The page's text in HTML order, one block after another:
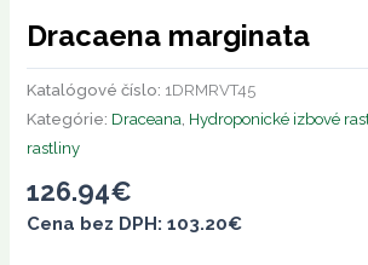
Dracaena marginata
Katalógové číslo: 1DRMRVT45
Kategórie: Draceana, Hydroponické izbové
rastliny
126.94€
Cena bez DPH:103.20€